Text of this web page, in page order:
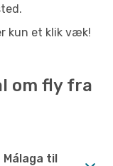
kun et klik væk!
om fly fra
til